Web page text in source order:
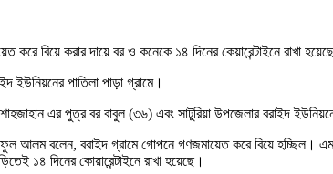
করে বিয়ে করার দায়ে বর ও কনেকে ১৪ দিনের কেয়ারেন্টাইনে রাখা
ইউনিয়নের পাতিলা পাড়া গ্রামে।
এর পুত্র বর বাবুল (৩৬) এবং সাটুরিয়া উপজেলার বরাইদ
আলম বলেন, বরাইদ গ্রামে গোপনে গণজমায়েত করে বিয়ে
১৪ দিনের কোয়ারেন্টাইনে রাখা হয়েছে।